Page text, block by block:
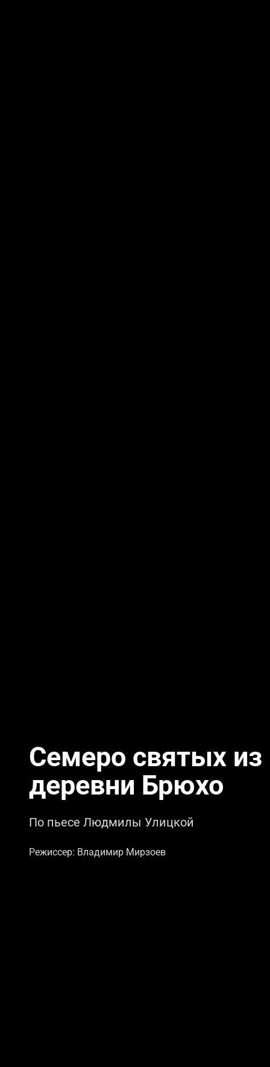
Семеро святых из
деревни Брюхо
По пьесе Людмилы Улицкой
Режиссер: Владимир Мирзоев